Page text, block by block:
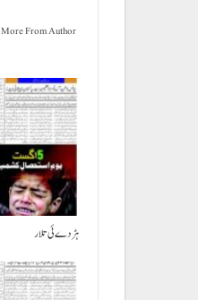
More From Author
ہڑدے ئی تلار